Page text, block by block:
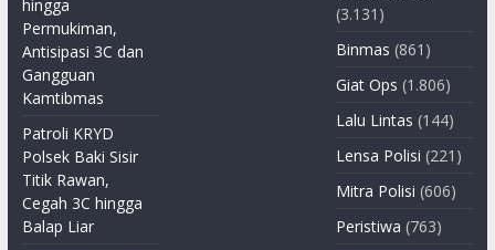
hingga
Permukiman,
Antisipasi 3C dan
Gangguan
Kamtibmas
Patroli KRYD
Polsek Baki Sisir
Titik Rawan,
Cegah 3C hingga
Balap Liar
(3.131)
Binmas (861)
Giat Ops (1.806)
Lalu Lintas (144)
Lensa Polisi (221)
Mitra Polisi (606)
Peristiwa (763)